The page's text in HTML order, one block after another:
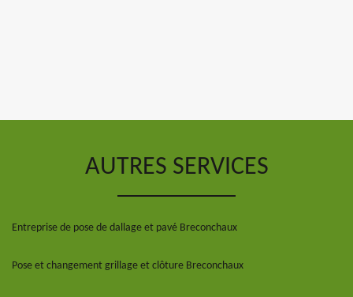
AUTRES SERVICES
Entreprise de pose de dallage et pavé Breconchaux
Pose et changement grillage et clôture Breconchaux